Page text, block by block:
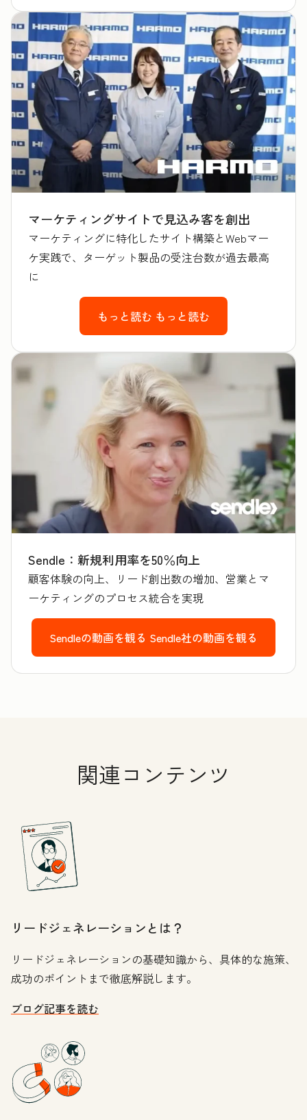
マーケティングサイトで見込み客を創出
マーケティングに特化したサイト構築とWebマー
ケ実践で、ターゲット製品の受注台数が過去最高
に
もっと読む もっと読む
Sendle：新規利用率を50％向上
顧客体験の向上、リード創出数の増加、営業とマ
ーケティングのプロセス統合を実現
Sendleの動画を観る Sendle社の動画を観る
関連コンテンツ
リードジェネレーションとは？
リードジェネレーションの基礎知識から、具体的な施策、
成功のポイントまで徹底解説します。
ブログ記事を読む